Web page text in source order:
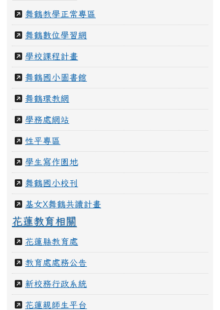
舞鶴教學正常專區
舞鶴數位學習網
學校課程計畫
舞鶴國小圖書館
舞鶴環教網
學務處網站
性平專區
學生寫作園地
舞鶴國小校刊
基女X舞鶴共讀計畫
花蓮教育相關
花蓮縣教育處
教育處處務公告
新校務行政系統
花蓮親師生平台